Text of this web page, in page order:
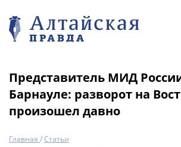
Представитель МИД
Барнауле: разворот на
произошел давно
Главная /Статьи